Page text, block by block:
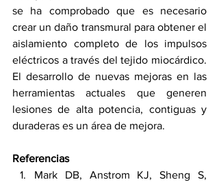
se ha comprobado que es necesario
crear un daño transmural para obtener el
aislamiento completo de los impulsos
eléctricos a través del tejido miocárdico.
El desarrollo de nuevas mejoras en las
herramientas actuales que generen
lesiones de alta potencia, contiguas y
duraderas es un área de mejora.
Referencias
Mark DB, Anstrom KJ, Sheng S,